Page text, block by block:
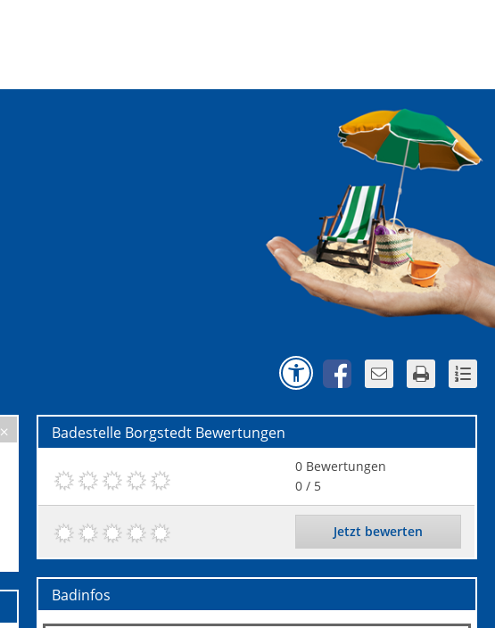
Badestelle Borgstedt Bewertungen
0 Bewertungen
0 / 5
Jetzt bewerten
Badinfos